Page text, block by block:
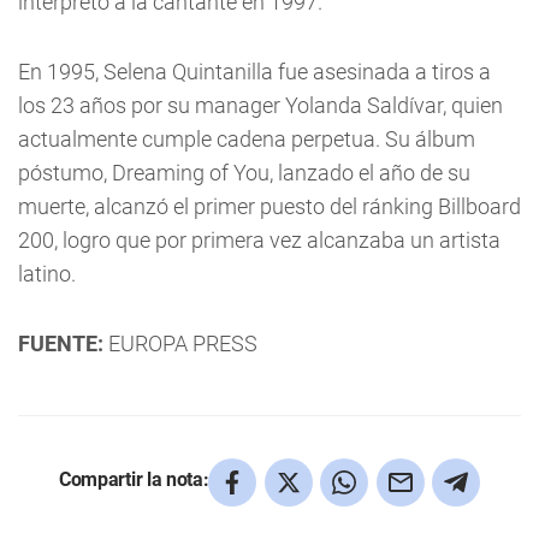
En 1995, Selena Quintanilla fue asesinada a tiros a
los 23 años por su manager Yolanda Saldívar, quien
actualmente cumple cadena perpetua. Su álbum
póstumo, Dreaming of You, lanzado el año de su
muerte, alcanzó el primer puesto del ránking Billboard
200, logro que por primera vez alcanzaba un artista
latino.
FUENTE: EUROPA PRESS
Compartir la nota: